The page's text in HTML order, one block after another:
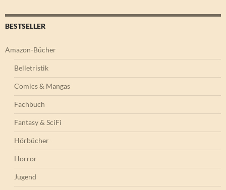
BESTSELLER
Amazon-Bücher
Belletristik
Comics & Mangas
Fachbuch
Fantasy & SciFi
Hörbücher
Horror
Jugend